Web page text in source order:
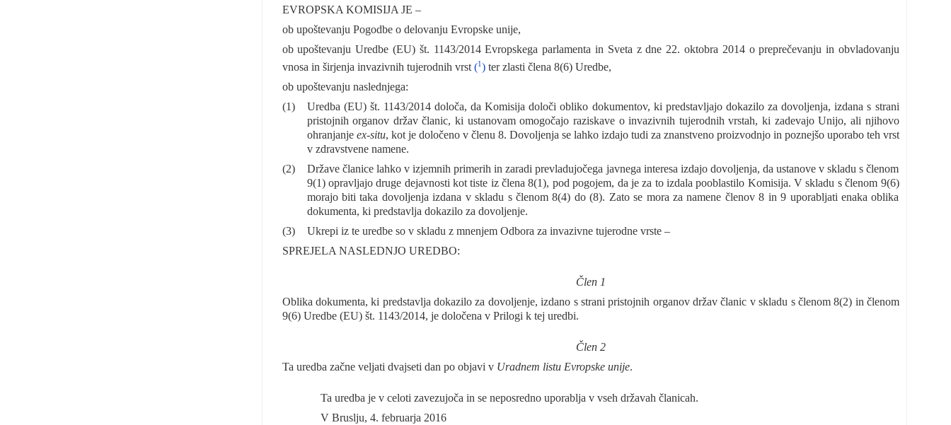
EVROPSKA KOMISIJA JE –
ob upoštevanju Pogodbe o delovanju Evropske unije,
ob upoštevanju Uredbe (EU) št. 1143/2014 Evropskega parlamenta in Sveta z dne 22. oktobra 2014 o preprečevanju in obvladovanju
vnosa in širjenja invazivnih tujerodnih vrst (1)ter zlasti člena 8(6) Uredbe,
ob upoštevanju naslednjega:
(1)
Uredba (EU) št. 1143/2014 določa, da Komisija določi obliko dokumentov, ki predstavljajo dokazilo za dovoljenja, izdana s strani
pristojnih organov držav članic, ki ustanovam omogočajo raziskave o invazivnih tujerodnih vrstah, ki zadevajo Unijo, ali njihovo
ohranjanje ex-situ, kot je določeno v členu 8. Dovoljenja se lahko izdajo tudi za znanstveno proizvodnjo in poznejšo uporabo teh vrst
v zdravstvene namene.
(2)
Države članice lahko v izjemnih primerih in zaradi prevladujočega javnega interesa izdajo dovoljenja, da ustanove v skladu s členom
9(1) opravljajo druge dejavnosti kot tiste iz člena 8(1), pod pogojem, da je za to izdala pooblastilo Komisija. V skladu s členom 9(6)
morajo biti taka dovoljenja izdana v skladu s členom 8(4) do (8). Zato se mora za namene členov 8 in 9 uporabljati enaka oblika
dokumenta, ki predstavlja dokazilo za dovoljenje.
(3)
Ukrepi iz te uredbe so v skladu z mnenjem Odbora za invazivne tujerodne vrste –
SPREJELA NASLEDNJO UREDBO:
Člen 1
Oblika dokumenta, ki predstavlja dokazilo za dovoljenje, izdano s strani pristojnih organov držav članic v skladu s členom 8(2) in členom
9(6) Uredbe (EU) št. 1143/2014, je določena v Prilogi k tej uredbi.
Člen 2
Ta uredba začne veljati dvajseti dan po objavi v Uradnem listu Evropske unije.
Ta uredba je v celoti zavezujoča in se neposredno uporablja v vseh državah članicah.
V Bruslju, 4. februarja 2016